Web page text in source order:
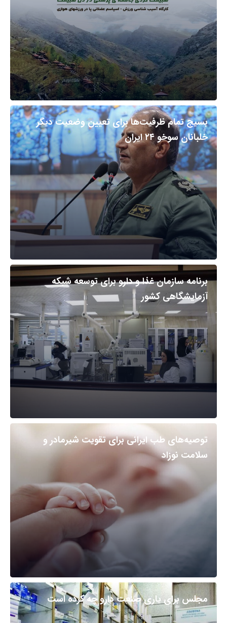
بسیج تمام ظرفیت‌ها برای تعیین وضعیت دیگر
خلبانان سوخو ۲۴ ایران
برنامه سازمان غذا و دارو برای توسعه شبکه
آزمایشگاهی کشور
توصیه‌های طب ایرانی برای تقویت شیرمادر و
سلامت نوزاد
مجلس برای یاری صنعت دارو چه کرده است